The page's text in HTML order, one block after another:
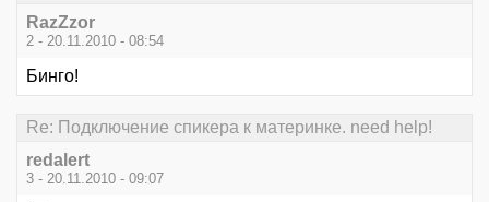
RazZzor
2 - 20.11.2010 - 08:54
Бинго!
Re: Подключение спикера к материнке. need help!
redalert
3 - 20.11.2010 - 09:07